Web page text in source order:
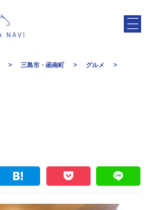
三島市・函南町
グルメ